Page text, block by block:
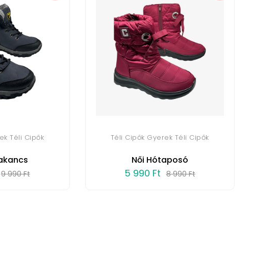
Téli Cipők
9 990 Ft
Téli Cipők Gyerek Téli Cipők
Női Hótaposó
5 990 Ft 8 990 Ft